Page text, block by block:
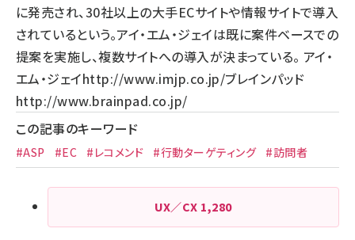
に発売され、30社以上の大手ECサイトや情報サイトで導入
されているという。アイ・エム・ジェイは既に案件ベースでの
提案を実施し、複数サイトへの導入が決まっている。 アイ・
エム・ジェイhttp://www.imjp.co.jp/ブレインパッド
http://www.brainpad.co.jp/
この記事のキーワード
#ASP #EC #レコメンド #行動ターゲティング #訪問者
UX／CX 1,280